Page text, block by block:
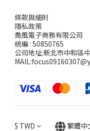
條款與細則
隱私政策
喬風電子商務有限公司
統編 : 50850765
公司地址:新北市中和區
$ TWD 繁體中